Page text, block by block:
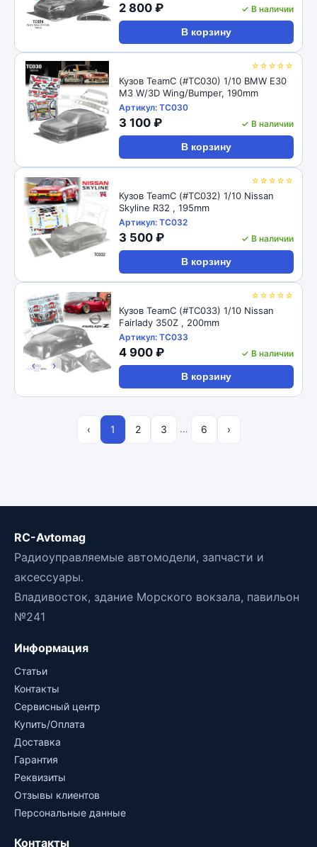
2 800 ₽ ✓ В наличии
В корзину
☆☆☆☆☆
Кузов TeamC (#TC030) 1/10 BMW E30
M3 W/3D Wing/Bumper, 190mm
Артикул: TC030
3 100 ₽ ✓ В наличии
В корзину
☆☆☆☆☆
Кузов TeamC (#TC032) 1/10 Nissan
Skyline R32 , 195mm
Артикул: TC032
3 500 ₽ ✓ В наличии
В корзину
☆☆☆☆☆
‹ ›
Кузов TeamC (#TC033) 1/10 Nissan
Fairlady 350Z , 200mm
Артикул: TC033
4 900 ₽ ✓ В наличии
В корзину
‹ 1 2 3 … 6 ›
RC-Avtomag
Радиоуправляемые автомодели, запчасти и
аксессуары.
Владивосток, здание Морского вокзала, павильон
№241
Информация
Статьи
Контакты
Сервисный центр
Купить/Оплата
Доставка
Гарантия
Реквизиты
Отзывы клиентов
Персональные данные
Контакты